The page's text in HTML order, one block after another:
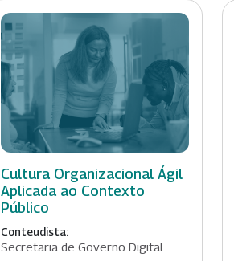
Cultura Organizacional Ágil
Aplicada ao Contexto
Público
Conteudista:
Secretaria de Governo Digital